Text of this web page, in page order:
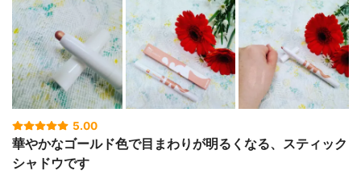
5.00
華やかなゴールド色で目まわりが明るくなる、スティック
シャドウです